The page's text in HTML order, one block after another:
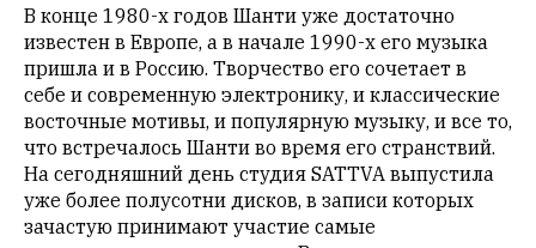
Мнение
редакции
не
является
обязательным
условием
для
публикации.
Противоположные
В конце 1980-х годов Шанти уже достаточно
известен в Европе, а в начале 1990-х его музыка
пришла и в Россию. Творчество его сочетает в
себе и современную электронику, и классические
восточные мотивы, и популярную музыку, и все то,
что встречалось Шанти во время его странствий.
На сегодняшний день студия SATTVA выпустила
уже более полусотни дисков, в записи которых
зачастую принимают участие самые